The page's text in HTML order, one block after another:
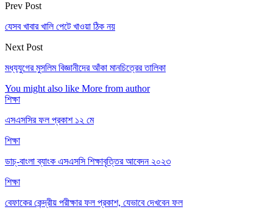
Prev Post
যেসব খাবার খালি পেটে খাওয়া ঠিক নয়
Next Post
মধ্যযুগের মুসলিম বিজ্ঞানীদের আঁকা মানচিত্রের তালিকা
You might also like More from author
শিক্ষা
এসএসসির ফল প্রকাশ ১২ মে
শিক্ষা
ডাচ্-বাংলা ব্যাংক এসএসসি শিক্ষাবৃত্তির আবেদন ২০২৩
শিক্ষা
বেফাকের কেন্দ্রীয় পরীক্ষার ফল প্রকাশ, যেভাবে দেখবেন ফল